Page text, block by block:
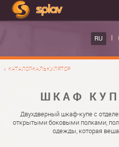
RU
КАТАЛОГ-КАЛЬКУЛЯТОР
ШКАФ
Двухдверный шкаф-купе с
открытыми боковыми полками,
одежды, которая
ВСТРОЕННЫЕ
НАСТЕННАЯ
ФОТО ШКАФОВ КУПЕ
МАТЕРИАЛЫ
ФУРНИТУРА
КАТАЛОГИ ДВЕРЕЙ
О НАС
КОНТАКТЫ